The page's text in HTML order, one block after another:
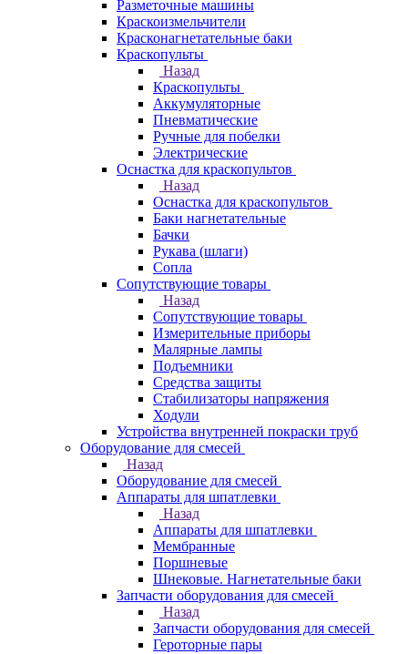
Разметочные машины
Краскоизмельчители
Красконагнетательные баки
Краскопульты
Назад
Краскопульты
Аккумуляторные
Пневматические
Ручные для побелки
Электрические
Оснастка для краскопультов
Назад
Оснастка для краскопультов
Баки нагнетательные
Бачки
Рукава (шлаги)
Сопла
Сопутствующие товары
Назад
Сопутствующие товары
Измерительные приборы
Малярные лампы
Подъемники
Средства защиты
Стабилизаторы напряжения
Ходули
Устройства внутренней покраски труб
Оборудование для смесей
Назад
Оборудование для смесей
Аппараты для шпатлевки
Назад
Аппараты для шпатлевки
Мембранные
Поршневые
Шнековые. Нагнетательные баки
Запчасти оборудования для смесей
Назад
Запчасти оборудования для смесей
Героторные пары